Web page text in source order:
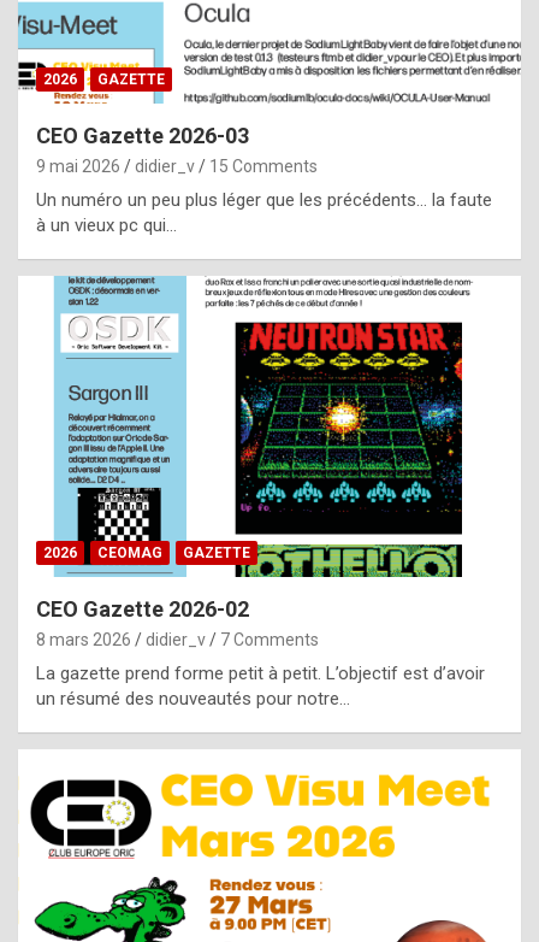
a
s
i
e
f
o
m
m
a
y
b
e
b
y
g
e
n
u
i
n
e
R
o
2026 GAZETTE
CEO Gazette 2026-03
9 mai 2026 didier_v 15 Comments
Un numéro un peu plus léger que les précédents… la faute
à un vieux pc qui…
2026 CEOMAG GAZETTE
CEO Gazette 2026-02
8 mars 2026 didier_v 7 Comments
La gazette prend forme petit à petit. L’objectif est d’avoir
un résumé des nouveautés pour notre…